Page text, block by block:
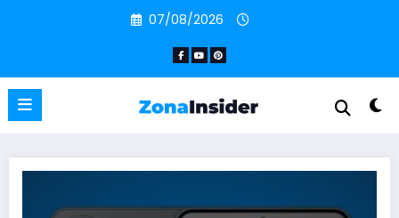
07/08/2026